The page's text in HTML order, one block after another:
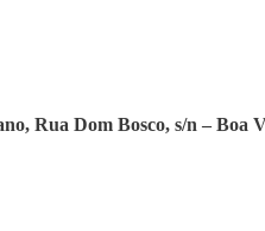
​R​ua ​D​om ​B​osco, s/n – ​B​oa